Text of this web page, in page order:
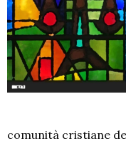
comunità cristiane